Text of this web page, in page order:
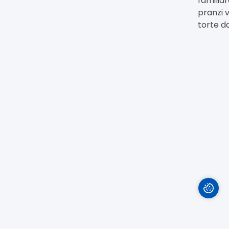
pranzi
torte